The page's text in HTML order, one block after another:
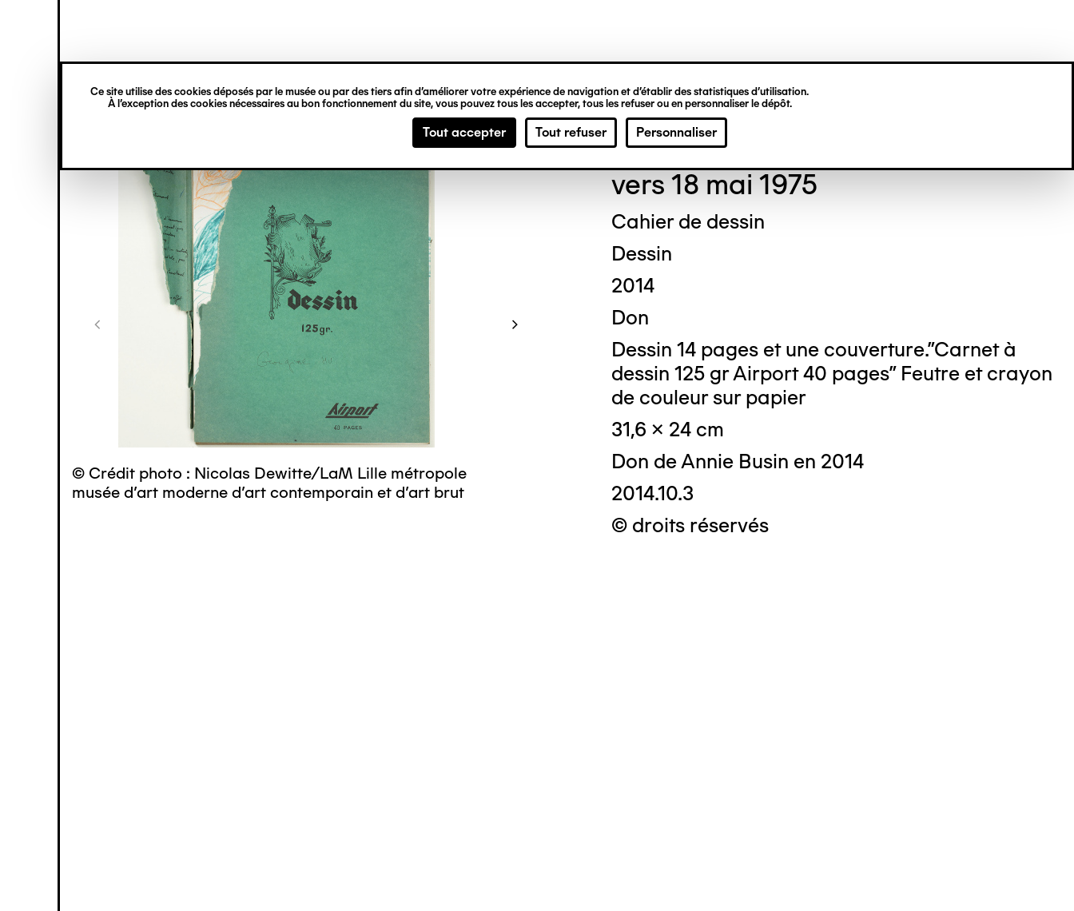
Ce site utilise des cookies déposés par le musée ou par des tiers afin d’améliorer votre expérience de navigation et d’établir des statistiques d’utilisation.
À l’exception des cookies nécessaires au bon fonctionnement du site, vous pouvez tous les accepter, tous les refuser ou en personnaliser le dépôt.
Tout accepter Tout refuser Personnaliser
principal
verticale
© Crédit photo : Nicolas Dewitte/LaM Lille métropole
musée d’art moderne d’art contemporain et d’art brut
© Crédit photo : Nicolas Dewitte/LaM Lille métropole
musée d’art moderne d’art contemporain et d’art brut
Georgine HU
vers 18 mai 1975
Cahier de dessin
Dessin
2014
Don
Dessin 14 pages et une couverture."Carnet à
dessin 125 gr Airport 40 pages" Feutre et crayon
de couleur sur papier
31,6 x 24 cm
Don de Annie Busin en 2014
2014.10.3
© droits réservés